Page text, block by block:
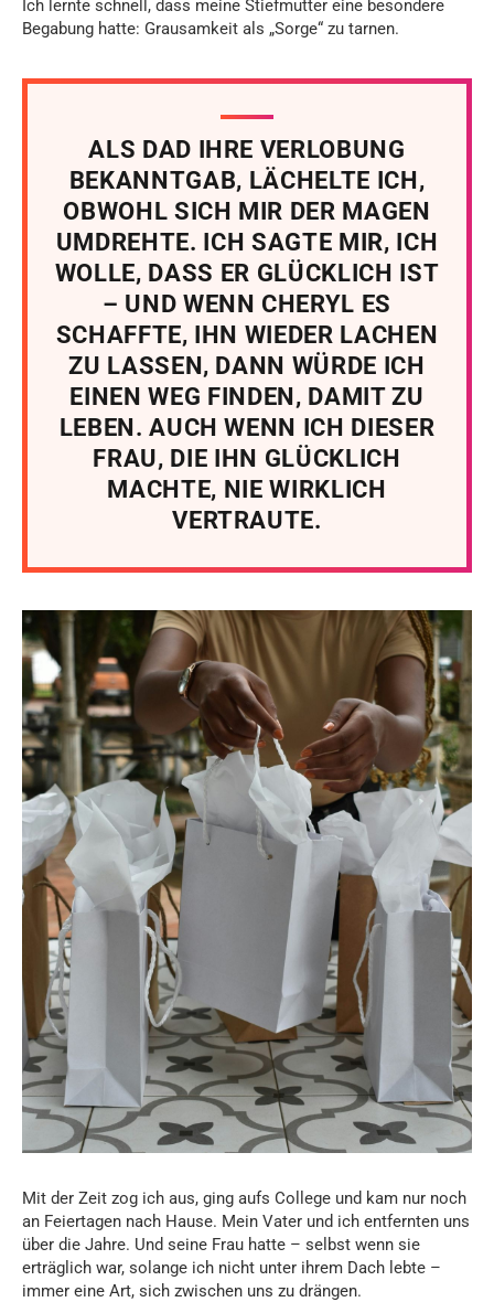
Ich lernte schnell, dass meine Stiefmutter eine besondere
Begabung hatte: Grausamkeit als „Sorge“ zu tarnen.
ALS DAD IHRE VERLOBUNG
BEKANNTGAB, LÄCHELTE ICH,
OBWOHL SICH MIR DER MAGEN
UMDREHTE. ICH SAGTE MIR, ICH
WOLLE, DASS ER GLÜCKLICH IST
– UND WENN CHERYL ES
SCHAFFTE, IHN WIEDER LACHEN
ZU LASSEN, DANN WÜRDE ICH
EINEN WEG FINDEN, DAMIT ZU
LEBEN. AUCH WENN ICH DIESER
FRAU, DIE IHN GLÜCKLICH
MACHTE, NIE WIRKLICH
VERTRAUTE.
Mit der Zeit zog ich aus, ging aufs College und kam nur noch
an Feiertagen nach Hause. Mein Vater und ich entfernten uns
über die Jahre. Und seine Frau hatte – selbst wenn sie
erträglich war, solange ich nicht unter ihrem Dach lebte –
immer eine Art, sich zwischen uns zu drängen.